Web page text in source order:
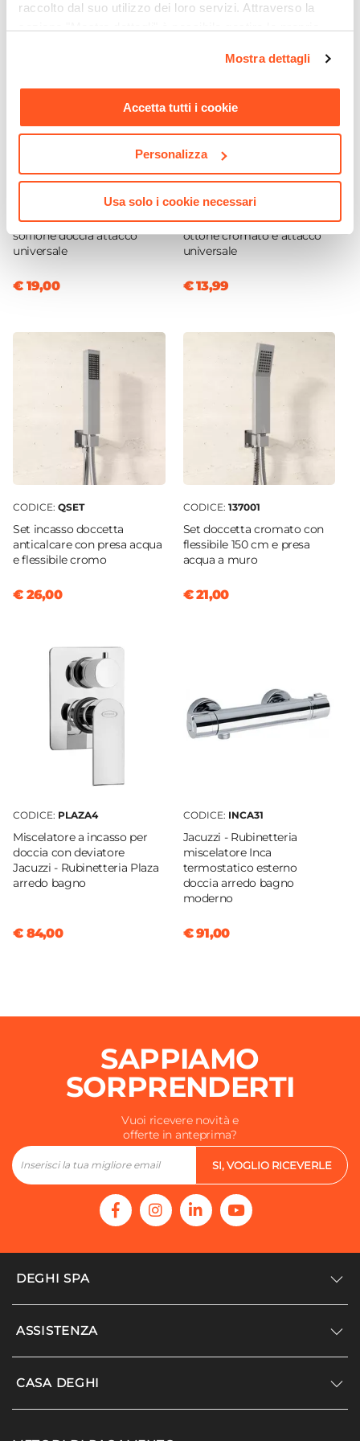
raccolto dal suo utilizzo dei loro servizi. Attraverso la
momento. Per maggiori informazioni si invita a leggere la
Mostra dettagli
Accetta tutti i cookie
Personalizza
Usa solo i cookie necessari
CODICE:SPID4S
Braccio doccia da 40 cm in
ottone cromato slim per
soffione doccia attacco
universale
€ 19,00
CODICE:CHROME28
Braccio doccia curvo 30 cm
per soffione doccia in
ottone cromato e attacco
universale
€ 13,99
CODICE: QSET
Set incasso doccetta
anticalcare con presa acqua
e flessibile cromo
€ 26,00
CODICE: 137001
Set doccetta cromato con
flessibile 150 cm e presa
acqua a muro
€ 21,00
CODICE: PLAZA4
Miscelatore a incasso per
doccia con deviatore
Jacuzzi - Rubinetteria Plaza
arredo bagno
€ 84,00
CODICE: INCA31
Jacuzzi - Rubinetteria
miscelatore Inca
termostatico esterno
doccia arredo bagno
moderno
€ 91,00
SAPPIAMO
SORPRENDERTI
Vuoi ricevere novità e
offerte in anteprima?
SI, VOGLIO RICEVERLE
DEGHI SPA
Accedi/Registrati
ASSISTENZA
Supporto
CASA DEGHI